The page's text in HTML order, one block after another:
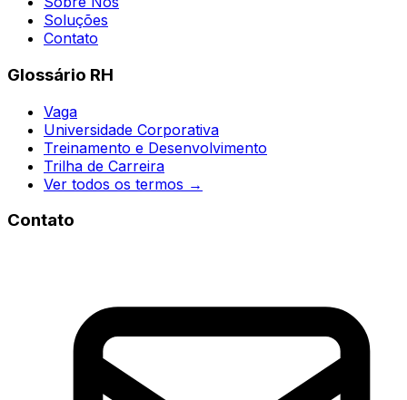
Soluções
Contato
Glossário RH
Vaga
Universidade Corporativa
Treinamento e Desenvolvimento
Trilha de Carreira
Ver todos os termos →
Contato